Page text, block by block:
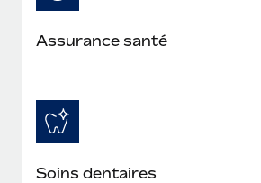
Assurance santé
Soins dentaires